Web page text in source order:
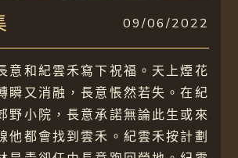
09/06/2022
意和紀雲禾寫下祝福。天上煙花
瞬又消融，長意悵然若失。在紀
野小院，長意承諾無論此生或來
他都會找到雲禾。紀雲禾按計劃